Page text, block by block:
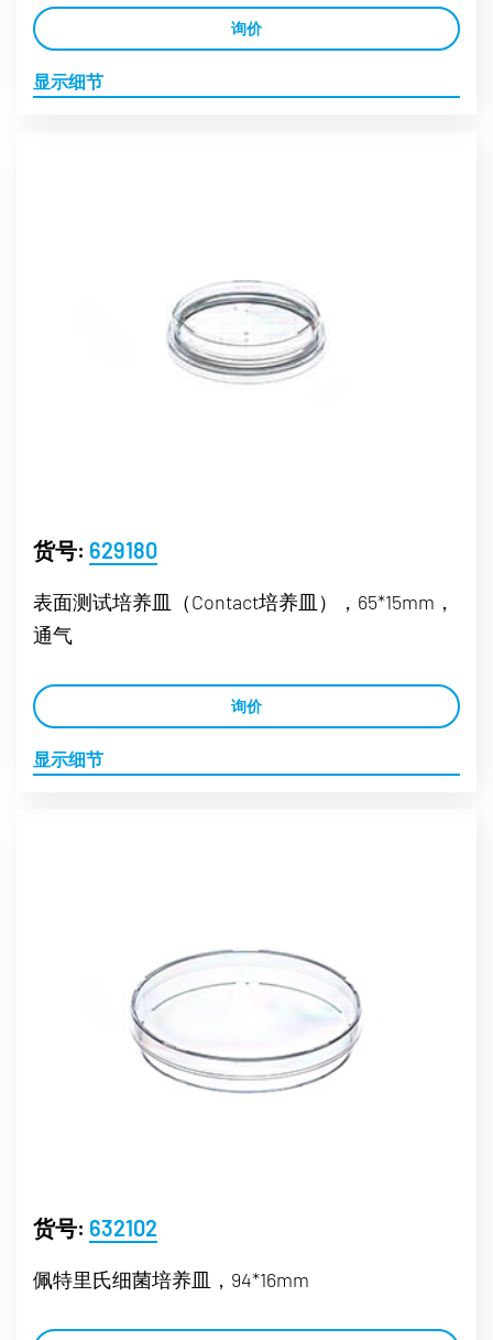
询价
显示细节
货号: 629180
表面测试培养皿（Contact培养皿），65*15mm，
通气
询价
显示细节
货号: 632102
佩特里氏细菌培养皿，94*16mm